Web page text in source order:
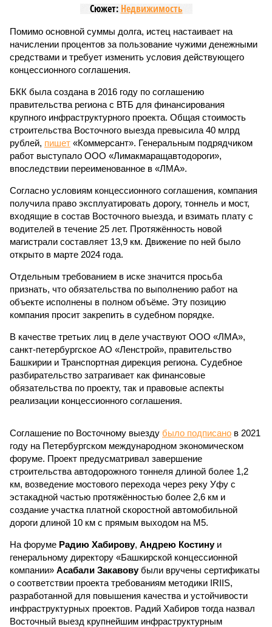
Сюжет: Недвижимость
Помимо основной суммы долга, истец настаивает на
начислении процентов за пользование чужими денежными
средствами и требует изменить условия действующего
концессионного соглашения.
БКК была создана в 2016 году по соглашению
правительства региона с ВТБ для финансирования
крупного инфраструктурного проекта. Общая стоимость
строительства Восточного выезда превысила 40 млрд
рублей, пишет «Коммерсант». Генеральным подрядчиком
работ выступало ООО «Лимакмаращавтодороги»,
впоследствии переименованное в «ЛМА».
Согласно условиям концессионного соглашения, компания
получила право эксплуатировать дорогу, тоннель и мост,
входящие в состав Восточного выезда, и взимать плату с
водителей в течение 25 лет. Протяжённость новой
магистрали составляет 13,9 км. Движение по ней было
открыто в марте 2024 года.
Отдельным требованием в иске значится просьба
признать, что обязательства по выполнению работ на
объекте исполнены в полном объёме. Эту позицию
компания просит закрепить в судебном порядке.
В качестве третьих лиц в деле участвуют ООО «ЛМА»,
санкт-петербургское АО «Ленстрой», правительство
Башкирии и Транспортная дирекция региона. Судебное
разбирательство затрагивает как финансовые
обязательства по проекту, так и правовые аспекты
реализации концессионного соглашения.
Соглашение по Восточному выезду было подписано в 2021
году на Петербургском международном экономическом
форуме. Проект предусматривал завершение
строительства автодорожного тоннеля длиной более 1,2
км, возведение мостового перехода через реку Уфу с
эстакадной частью протяжённостью более 2,6 км и
создание участка платной скоростной автомобильной
дороги длиной 10 км с прямым выходом на М5.
На форуме Радию Хабирову, Андрею Костинуи
генеральному директору «Башкирской концессионной
компании» Асабали Закавовубыли вручены сертификаты
о соответствии проекта требованиям методики IRIIS,
разработанной для повышения качества и устойчивости
инфраструктурных проектов. Радий Хабиров тогда назвал
Восточный выезд крупнейшим инфраструктурным